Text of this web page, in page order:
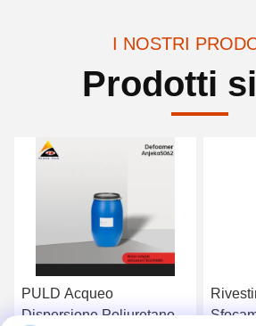
I NOSTRI
Prodotti
PULD Acqueo
Dispersione Poliuretano